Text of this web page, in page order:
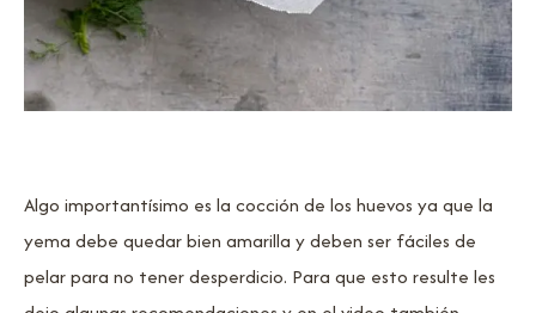
Algo importantísimo es la cocción de los huevos ya que la
yema debe quedar bien amarilla y deben ser fáciles de
pelar para no tener desperdicio. Para que esto resulte les